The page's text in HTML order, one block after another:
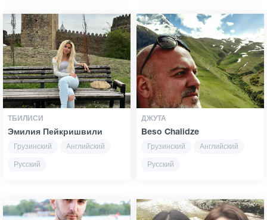
ТБИЛИСИ
Эмилия Пейкришвили
Грузинский
Английский
Русский
ДЖУТА
Beso Chalidze
Грузинский
Английский
Русский